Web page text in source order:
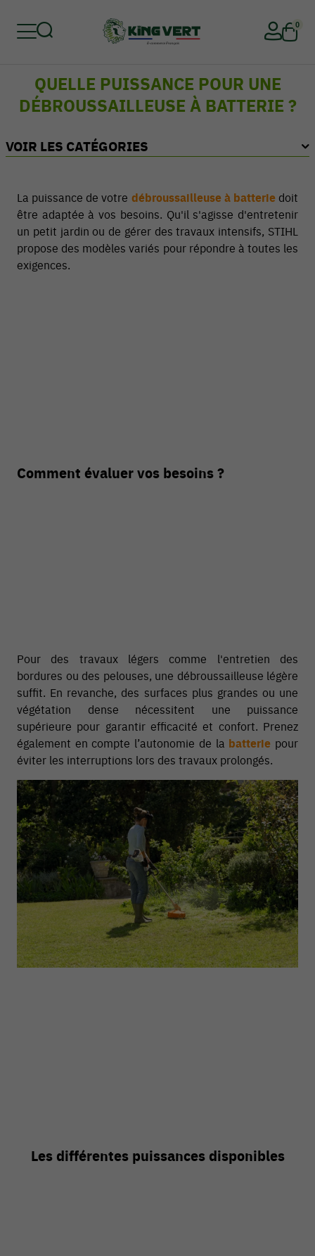
0
Retour
Retour
Retour
Retour
Retour
Retour
QUELLE PUISSANCE POUR UNE
DÉBROUSSAILLEUSE À BATTERIE ?
VOIR LES CATÉGORIES
La puissance de votre débroussailleuse à batteriedoit
être adaptée à vos besoins. Qu'il s'agisse d'entretenir
un petit jardin ou de gérer des travaux intensifs, STIHL
propose des modèles variés pour répondre à toutes les
exigences.
Comment évaluer vos besoins ?
Pour des travaux légers comme l'entretien des
bordures ou des pelouses, une débroussailleuse légère
suffit. En revanche, des surfaces plus grandes ou une
végétation dense nécessitent une puissance
supérieure pour garantir efficacité et confort. Prenez
également en compte l’autonomie de la batterie pour
éviter les interruptions lors des travaux prolongés.
Les différentes puissances disponibles